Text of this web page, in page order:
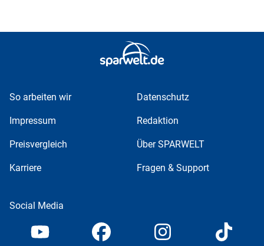
So arbeiten wir Datenschutz
Impressum Redaktion
Preisvergleich Über SPARWELT
Karriere Fragen & Support
Social Media